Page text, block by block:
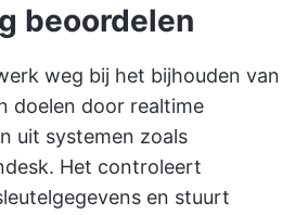
beoordelen
weg bij het bijhouden van
doelen door realtime
uit systemen zoals
Het controleert
en stuurt